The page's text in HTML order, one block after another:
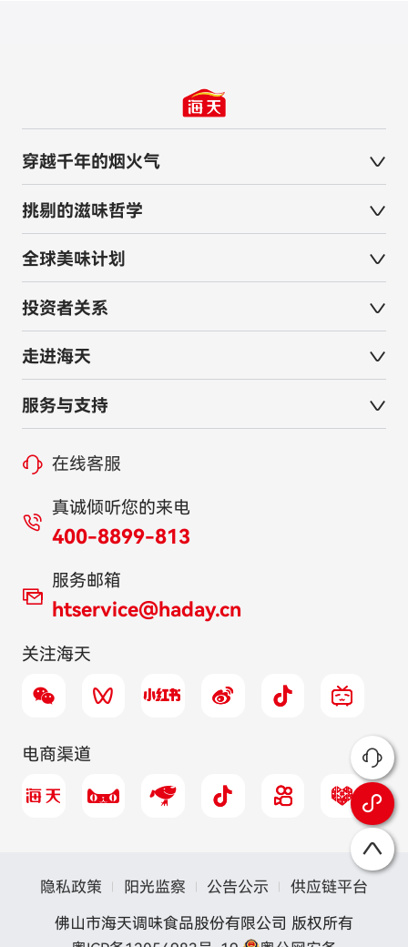
穿越千年的烟火气
挑剔的滋味哲学
全球美味计划
投资者关系
走进海天
服务与支持
在线客服
真诚倾听您的来电
400-8899-813
服务邮箱
htservice@haday.cn
关注海天
电商渠道
隐私政策 阳光监察 公告公示
供应链平台
佛山市海天调味食品股份有限公司 版权所有